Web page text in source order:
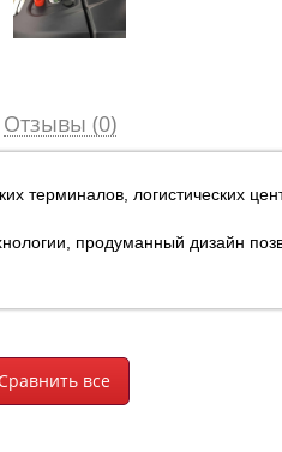
Отзывы (0)
терминалов, логистических
продуманный дизайн